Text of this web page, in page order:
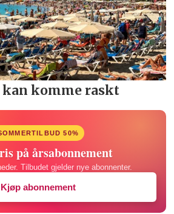
50%
på årsabonnement
Tilbudet gjelder nye abonnenter.
Kjøp abonnement